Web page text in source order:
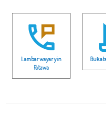
Lambar wayar yin
Fatawa